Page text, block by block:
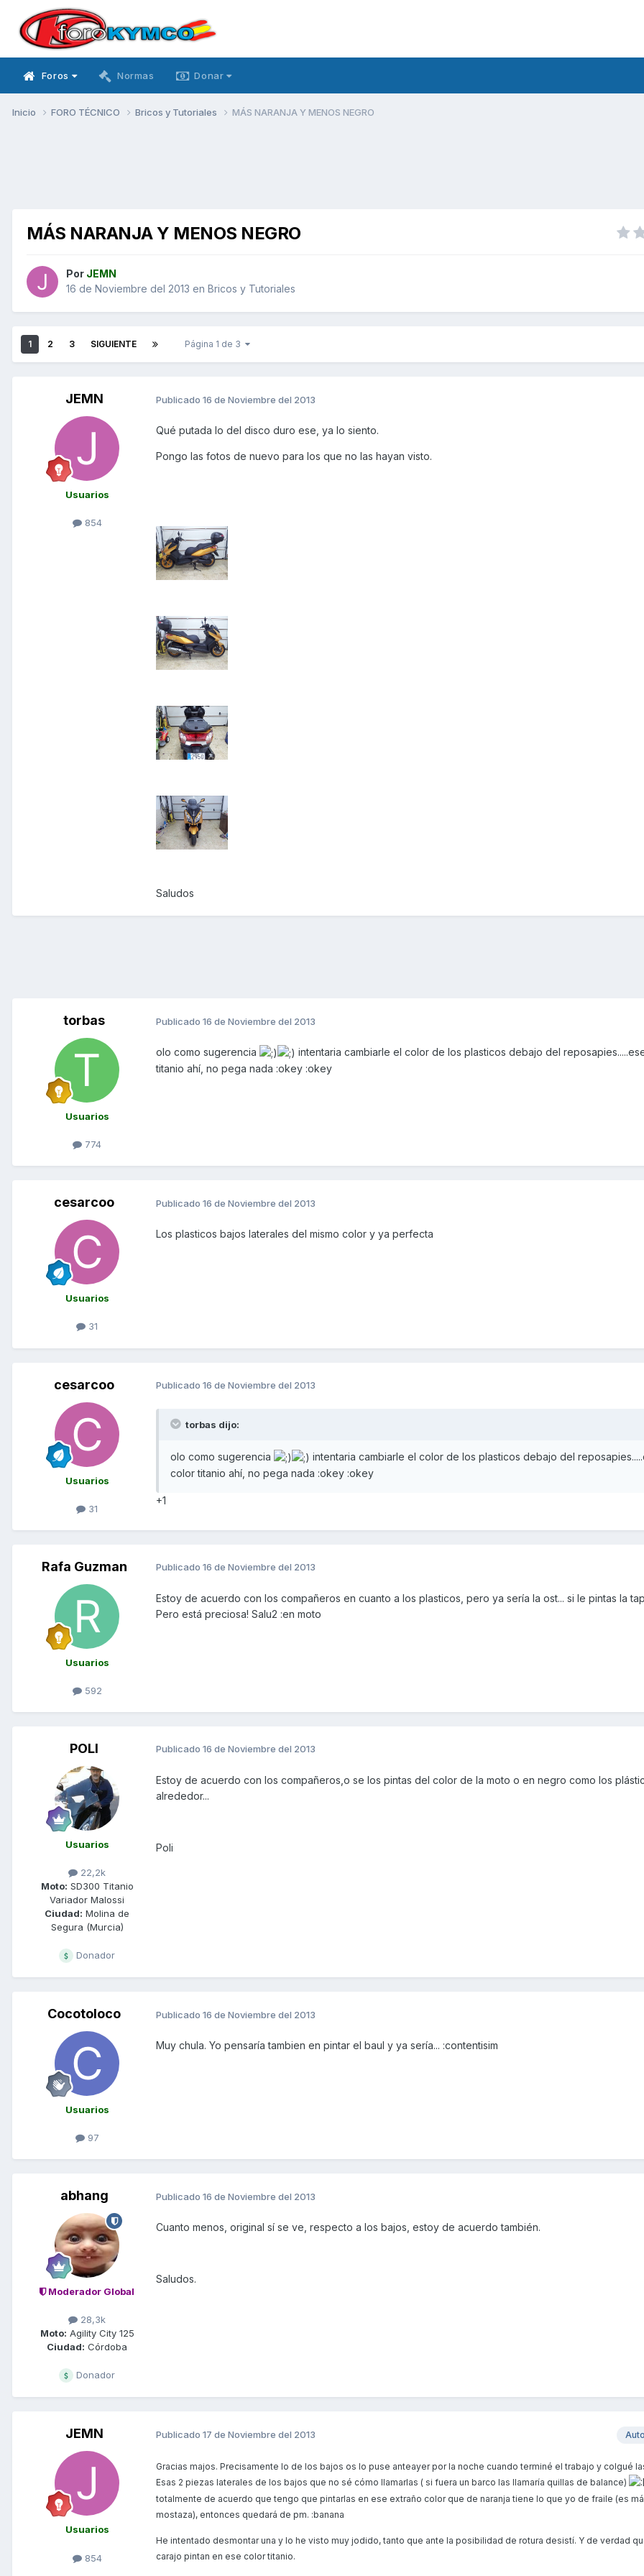
Foros Normas Donar
Inicio FORO TÉCNICO Bricos y Tutoriales MÁS NARANJA Y MENOS NEGRO
MÁS NARANJA Y MENOS NEGRO
Por JEMN
16 de Noviembre del 2013 en Bricos y Tutoriales
1 2 3 SIGUIENTE Página 1 de 3
JEMN
Usuarios
854
Publicado 16 de Noviembre del 2013
Qué putada lo del disco duro ese, ya lo siento.
Pongo las fotos de nuevo para los que no las hayan visto.
Saludos
torbas
Usuarios
774
Publicado 16 de Noviembre del 2013
olo como sugerencia
intentaria cambiarle el color de los plasticos debajo del
titanio ahí, no pega nada :okey :okey
cesarcoo
Usuarios
31
Publicado 16 de Noviembre del 2013
Los plasticos bajos laterales del mismo color y ya perfecta
cesarcoo
Usuarios
31
Publicado 16 de Noviembre del 2013
torbas dijo:
olo como sugerencia
intentaria cambiarle el color de los plasticos debajo del
color titanio ahí, no pega nada :okey :okey
+1
Rafa Guzman
Usuarios
592
Publicado 16 de Noviembre del 2013
Estoy de acuerdo con los compañeros en cuanto a los plasticos, pero ya sería la ost... si le pintas la
Pero está preciosa! Salu2 :en moto
POLI
Usuarios
22,2k
Moto: SD300 Titanio
Variador Malossi
Ciudad: Molina de
Segura (Murcia)
Donador
Publicado 16 de Noviembre del 2013
Estoy de acuerdo con los compañeros,o se los pintas del color de la moto o en negro como los
alrededor...
Poli
Cocotoloco
Usuarios
97
Publicado 16 de Noviembre del 2013
Muy chula. Yo pensaría tambien en pintar el baul y ya sería... :contentisim
abhang
Moderador Global
28,3k
Moto: Agility City 125
Ciudad: Córdoba
Donador
Publicado 16 de Noviembre del 2013
Cuanto menos, original sí se ve, respecto a los bajos, estoy de acuerdo también.
Saludos.
JEMN
Usuarios
854
Publicado 17 de Noviembre del 2013
Gracias majos. Precisamente lo de los bajos os lo puse anteayer por la noche cuando terminé el trabajo y colgué
Esas 2 piezas laterales de los bajos que no sé cómo llamarlas ( si fuera un barco las llamaría quillas de balance)
totalmente de acuerdo que tengo que pintarlas en ese extraño color que de naranja tiene lo que yo de fraile (es
mostaza), entonces quedará de pm. :banana
He intentado desmontar una y lo he visto muy jodido, tanto que ante la posibilidad de rotura desistí. Y de verdad
carajo pintan en ese color titanio.